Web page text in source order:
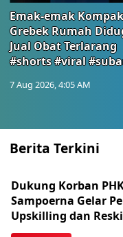
Emak-emak Kompak
Grebek Rumah
Jual Obat Terlarang
#shorts #viral
7 Aug 2026, 4:05 AM
Berita Terkini
Dukung Korban
Sampoerna Gelar
Upskilling dan